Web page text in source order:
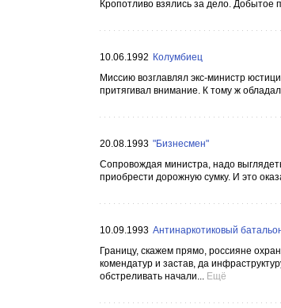
Кропотливо взялись за дело.
10.06.1992 Колумбиец
Миссию возглавлял экс-министр
притягивал внимание. К тому ж
20.08.1993 "Бизнесмен"
Сопровождая министра, надо
приобрести дорожную сумку. И это
10.09.1993 Антинаркотиковый
Границу, скажем прямо, россияне
комендатур и застав, да
обстреливать начали... Ещё